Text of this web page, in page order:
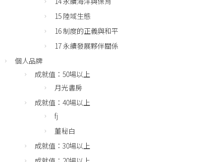
15 陸域生態
16 制度的正義與和平
17 永續發展夥伴關係
個人品牌
成就值：50場以上
月光書房
成就值：40場以上
fj
董秘白
成就值：30場以上